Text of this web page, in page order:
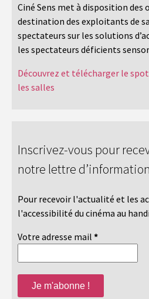
Ciné Sens met à disposition des
destination des exploitants de
spectateurs sur les solutions
les spectateurs déficients
Découvrez et télécharger le
les salles
Inscrivez-vous pour
notre lettre d’information
Pour recevoir l'actualité et les
l'accessibilité du cinéma au
Votre adresse mail *